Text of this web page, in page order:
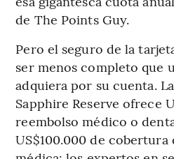
de The Points Guy.
Pero el seguro de la
ser menos completo que
adquiera por su cuenta.
Sapphire Reserve ofrece
reembolso médico o
US$100.000 de cobertura